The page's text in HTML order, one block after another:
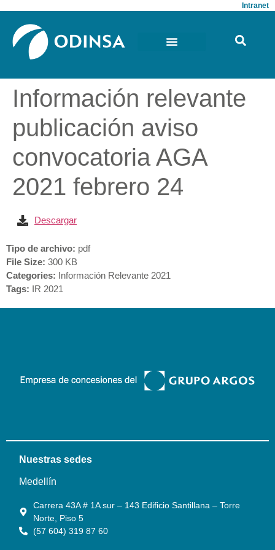
Intranet
Información relevante
publicación aviso
convocatoria AGA
2021 febrero 24
Descargar
Tipo de archivo: pdf
File Size: 300 KB
Categories: Información Relevante 2021
Tags:
IR 2021
Nuestras sedes
Medellín
Carrera 43A # 1A sur – 143 Edificio Santillana – Torre
Norte, Piso 5
(57 604) 319 87 60